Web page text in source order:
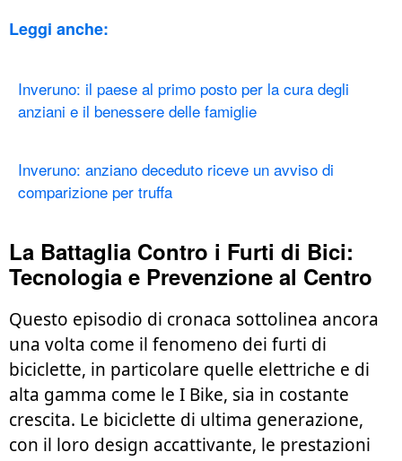
Leggi anche:
Inveruno: il paese al primo posto per la cura degli
anziani e il benessere delle famiglie
Inveruno: anziano deceduto riceve un avviso di
comparizione per truffa
La Battaglia Contro i Furti di Bici:
Tecnologia e Prevenzione al Centro
Questo episodio di cronaca sottolinea ancora
una volta come il fenomeno dei furti di
biciclette, in particolare quelle elettriche e di
alta gamma come le I Bike, sia in costante
crescita. Le biciclette di ultima generazione,
con il loro design accattivante, le prestazioni